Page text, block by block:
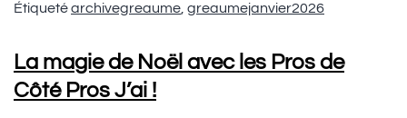
Étiquetéarchivegreaume, greaumejanvier2026
La magie de Noël avec les Pros de
Côté Pros J’ai !